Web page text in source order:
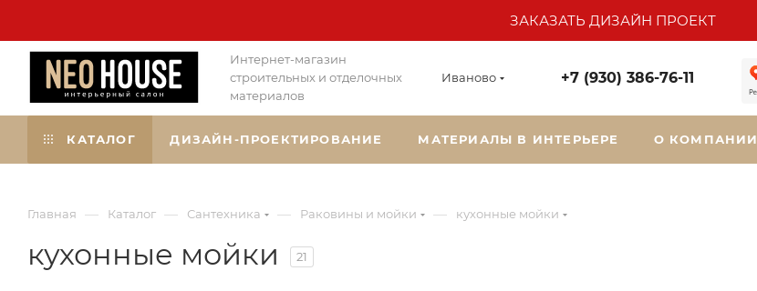
ЗАКАЗАТЬ ДИЗАЙН ПРОЕКТ
Интернет-магазин
строительных и отделочных
материалов
Иваново +7 (930) 386-76-11
КАТАЛОГ ДИЗАЙН-ПРОЕКТИРОВАНИЕ МАТЕРИАЛЫ В ИНТЕРЬЕРЕ О КОМПАНИИ
Главная — Каталог — Сантехника — Раковины и мойки — кухонные мойки
кухонные мойки 21